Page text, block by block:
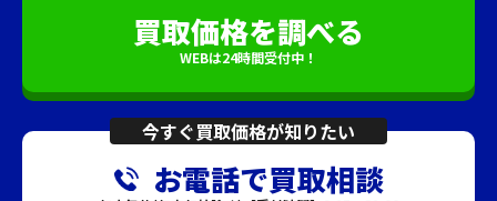
買取価格を調べる
WEBは24時間受付中！
今すぐ買取価格が知りたい
お電話で買取相談